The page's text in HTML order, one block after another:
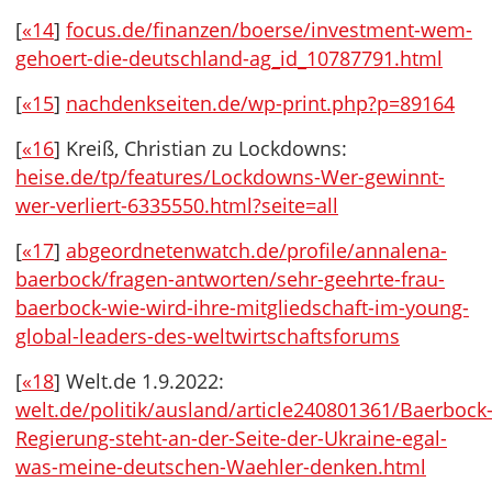
[«14] focus.de/finanzen/boerse/investment-wem-
gehoert-die-deutschland-ag_id_10787791.html
[«15] nachdenkseiten.de/wp-print.php?p=89164
[«16] Kreiß, Christian zu Lockdowns:
heise.de/tp/features/Lockdowns-Wer-gewinnt-
wer-verliert-6335550.html?seite=all
[«17] abgeordnetenwatch.de/profile/annalena-
baerbock/fragen-antworten/sehr-geehrte-frau-
baerbock-wie-wird-ihre-mitgliedschaft-im-young-
global-leaders-des-weltwirtschaftsforums
[«18] Welt.de 1.9.2022:
welt.de/politik/ausland/article240801361/Baerbock-
Regierung-steht-an-der-Seite-der-Ukraine-egal-
was-meine-deutschen-Waehler-denken.html